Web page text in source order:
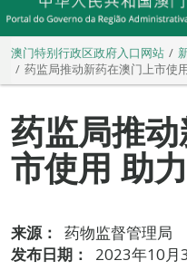
澳门特别行政区政府入口网站
药监局推动新药在澳门上市使
药监局推
市使用 助
来源：
药物监督管理局
发布日期：
2023年10月